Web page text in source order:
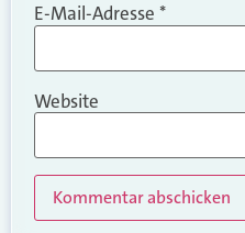
E-Mail-Adresse *
Website